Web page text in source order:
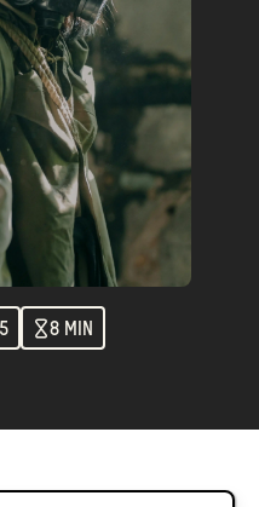
8 MIN